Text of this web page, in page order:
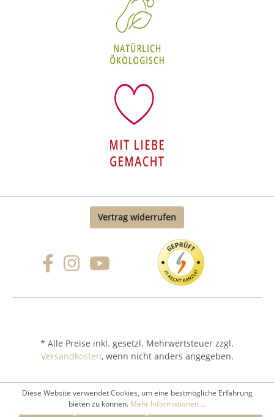
Vertrag widerrufen
* Alle Preise inkl. gesetzl. Mehrwertsteuer zzgl.
Versandkosten, wenn nicht anders angegeben.
Diese Website verwendet Cookies, um eine bestmögliche Erfahrung
bieten zu können. Mehr Informationen ...